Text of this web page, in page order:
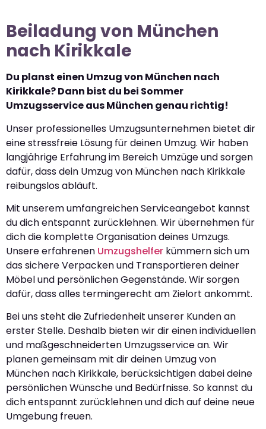
Beiladung von München
nach Kirikkale
Du planst einen Umzug von München nach
Kirikkale? Dann bist du bei Sommer
Umzugsservice aus München genau richtig!
Unser professionelles Umzugsunternehmen bietet dir
eine stressfreie Lösung für deinen Umzug. Wir haben
langjährige Erfahrung im Bereich Umzüge und sorgen
dafür, dass dein Umzug von München nach Kirikkale
reibungslos abläuft.
Mit unserem umfangreichen Serviceangebot kannst
du dich entspannt zurücklehnen. Wir übernehmen für
dich die komplette Organisation deines Umzugs.
Unsere erfahrenen Umzugshelfer kümmern sich um
das sichere Verpacken und Transportieren deiner
Möbel und persönlichen Gegenstände. Wir sorgen
dafür, dass alles termingerecht am Zielort ankommt.
Bei uns steht die Zufriedenheit unserer Kunden an
erster Stelle. Deshalb bieten wir dir einen individuellen
und maßgeschneiderten Umzugsservice an. Wir
planen gemeinsam mit dir deinen Umzug von
München nach Kirikkale, berücksichtigen dabei deine
persönlichen Wünsche und Bedürfnisse. So kannst du
dich entspannt zurücklehnen und dich auf deine neue
Umgebung freuen.